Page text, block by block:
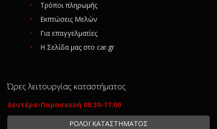
Τρόποι πληρωμής
Εκπτώσεις Μελών
Για επαγγελματίες
Η Σελίδα μας στο car.gr
Ώρες λειτουργίας καταστήματος
Δευτέρα-Παρασκευή 08:30-17:00
ΡΟΛΟΪ ΚΑΤΑΣΤΗΜΑΤΟΣ